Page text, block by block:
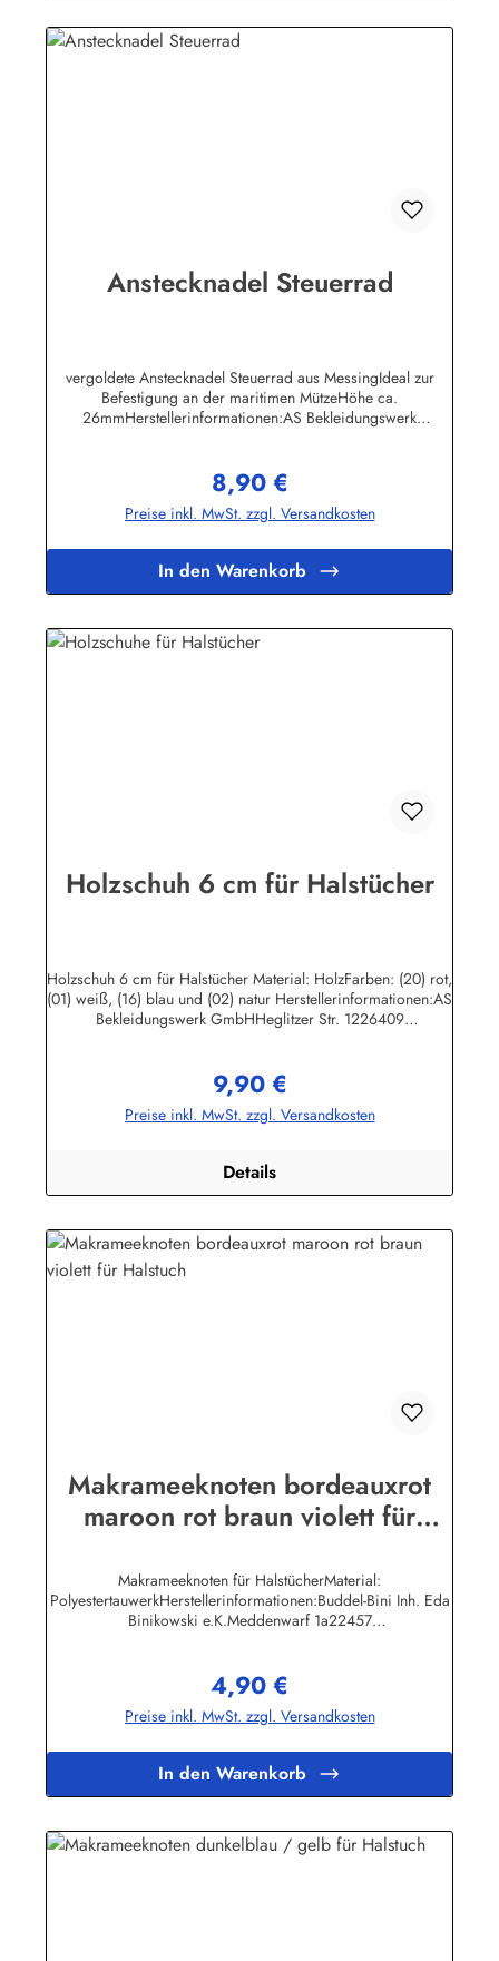
Anstecknadel Steuerrad
vergoldete Anstecknadel Steuerrad aus MessingIdeal zur
Befestigung an der maritimen MützeHöhe ca.
26mmHerstellerinformationen:AS Bekleidungswerk
Regulärer Preis:
8,90 €
Preise inkl. MwSt. zzgl. Versandkosten
In den Warenkorb
Holzschuh 6 cm für Halstücher
Holzschuh 6 cm für Halstücher Material: HolzFarben: (20) rot,
(01) weiß, (16) blau und (02) natur Herstellerinformationen:AS
Bekleidungswerk GmbHHeglitzer Str. 1226409
Regulärer Preis:
9,90 €
Preise inkl. MwSt. zzgl. Versandkosten
Details
Makrameeknoten bordeauxrot
maroon rot braun violett für
Makrameeknoten für HalstücherMaterial:
PolyestertauwerkHerstellerinformationen:Buddel-Bini Inh. Eda
Binikowski e.K.Meddenwarf 1a22457
Regulärer Preis:
4,90 €
Preise inkl. MwSt. zzgl. Versandkosten
In den Warenkorb